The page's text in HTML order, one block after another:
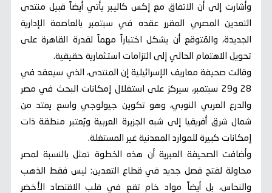
وأشارت إلى أن الاتفاق مع إكس كاليبر يأتي أيضاً قبيل منتدى
التعدين المصري المقرر عقده في سبتمبر بالعاصمة الإدارية
الجديدة، والمُتوقع أن يشكل اختباراً مهماً لقدرة القاهرة على
تحويل الاهتمام الحالي إلى التزامات استثمارية حقيقية.
وقالت صحيفة معاريف الإسرائيلية إن المنتدى، الذي سيعقد في
28 و29 سبتمبر، سيركز على استغلال إمكانات البحث في مصر
والدرع العربي النوبي، وهو تكوين جيولوجي واسع يمتد من
شمال شرق أفريقيا إلى شبه الجزيرة العربية ويُعتبر منطقة ذات
إمكانات كبيرة للموارد المعدنية غير المستغلة.
وأضافت الصحيفة العبرية أن هذه الخطوة تمثل بالنسبة لمصر
محاولة لفتح فصل جديد في قطاع التعدين: ليس فقط الذهب
والنحاس، بل أيضاً مواد خام تقع في قلب الاقتصاد الأخضر